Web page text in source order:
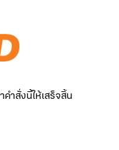
ำสั่งนี้ให้เสร็จสิ้น